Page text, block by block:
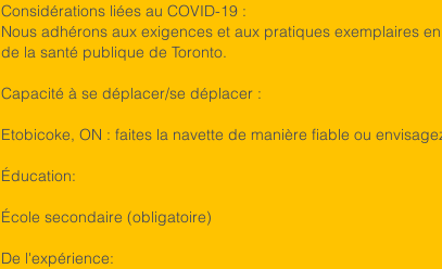
Considérations liées au COVID-19 :
Nous adhérons aux exigences et aux pratiques exemplaires
de la santé publique de Toronto.
Capacité à se déplacer/se déplacer :
Etobicoke, ON : faites la navette de manière fiable ou
Éducation:
École secondaire (obligatoire)
De l'expérience: